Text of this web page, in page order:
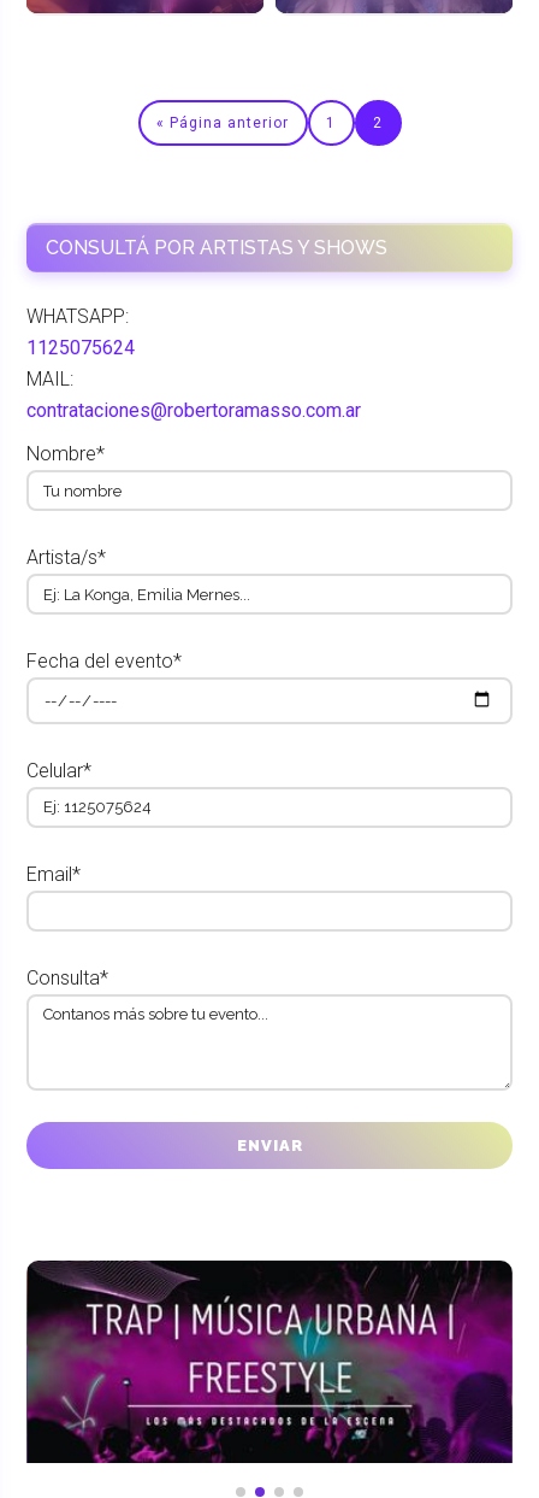
« Página anterior 1 2
CONSULTÁ POR ARTISTAS Y SHOWS
WHATSAPP:
1125075624
MAIL:
contrataciones@robertoramasso.com.ar
Nombre*
Artista/s*
Fecha del evento*
Celular*
Email*
Consulta*